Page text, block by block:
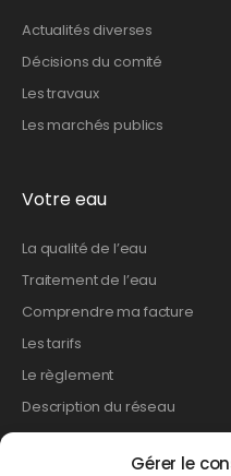
Gérer le
Actualités diverses
Décisions du comité
Les travaux
Les marchés publics
Votre eau
La qualité de l’eau
Traitement de l’eau
Comprendre ma facture
Les tarifs
Le règlement
Description du réseau